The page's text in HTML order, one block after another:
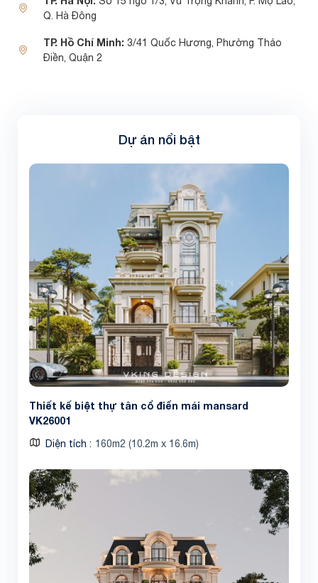
Q. Hà Đông
TP. Hồ Chí Minh: 3/41 Quốc Hương, Phường Thảo
Điền, Quận 2
Dự án nổi bật
Thiết kế biệt thự tân cổ điển mái mansard
VK26001
Diện tích 160m2 (10.2m x 16.6m)